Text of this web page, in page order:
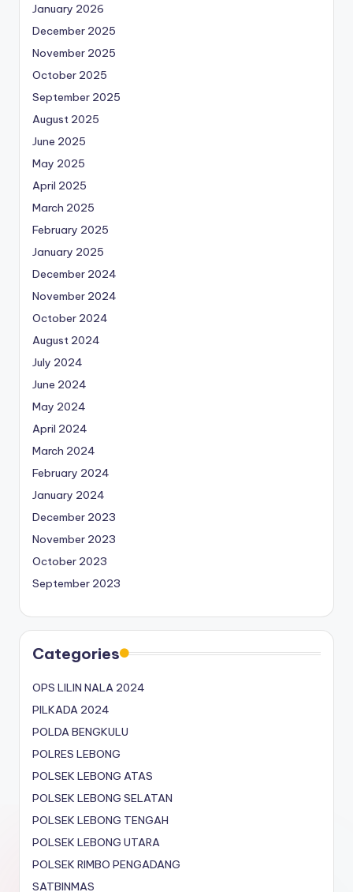
January 2026
December 2025
November 2025
October 2025
September 2025
August 2025
June 2025
May 2025
April 2025
March 2025
February 2025
January 2025
December 2024
November 2024
October 2024
August 2024
July 2024
June 2024
May 2024
April 2024
March 2024
February 2024
January 2024
December 2023
November 2023
October 2023
September 2023
Categories
OPS LILIN NALA 2024
PILKADA 2024
POLDA BENGKULU
POLRES LEBONG
POLSEK LEBONG ATAS
POLSEK LEBONG SELATAN
POLSEK LEBONG TENGAH
POLSEK LEBONG UTARA
POLSEK RIMBO PENGADANG
SATBINMAS